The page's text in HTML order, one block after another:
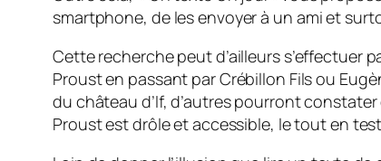
smartphone, de les envoyer à un ami et
Cette recherche peut d’ailleurs s’effectuer
Proust en passant par Crébillon Fils ou
du château d’If, d’autres pourront
Proust est drôle et accessible, le tout en